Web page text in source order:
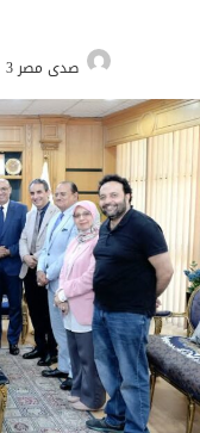
صدى مصر 3